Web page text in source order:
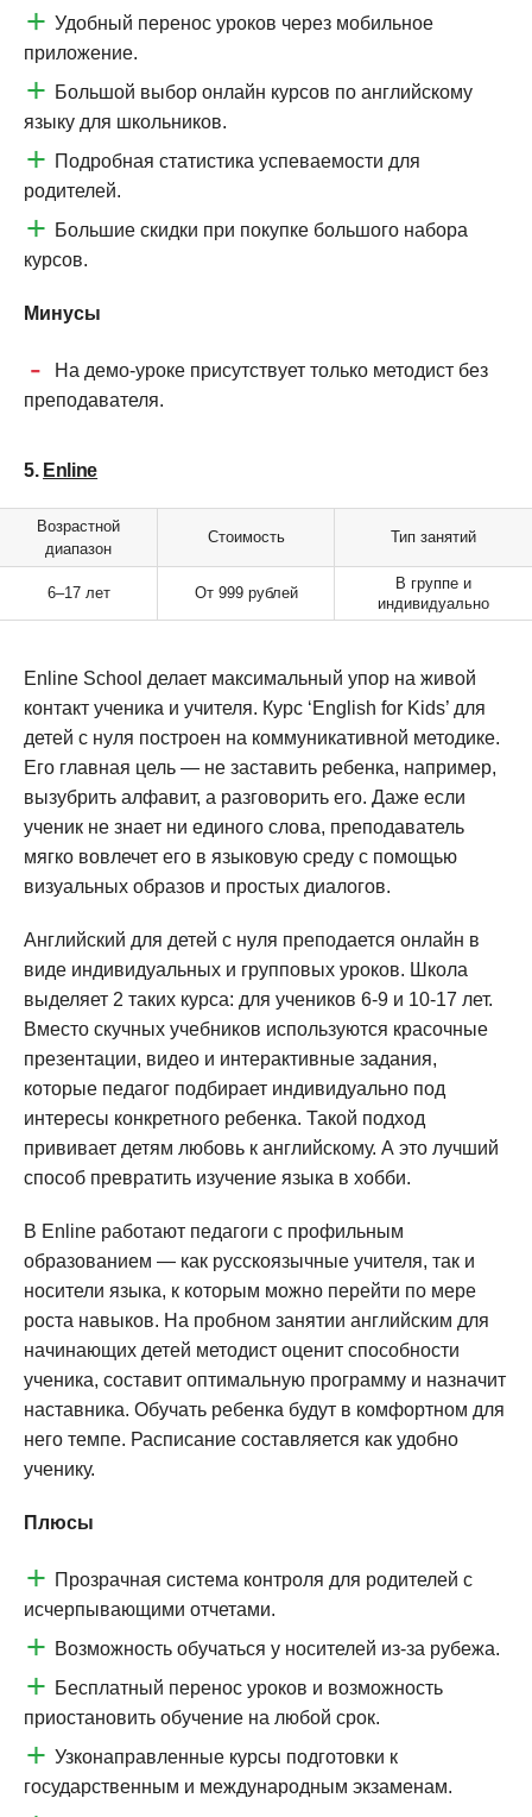
Удобный перенос уроков через мобильное
приложение.
Большой выбор онлайн курсов по английскому
языку для школьников.
Подробная статистика успеваемости для
родителей.
Большие скидки при покупке большого набора
курсов.
Минусы
На демо-уроке присутствует только методист без
преподавателя.
5. Enline
Возрастной
диапазон
Стоимость Тип занятий
6–17 лет От 999 рублей
В группе и
индивидуально
Enline School делает максимальный упор на живой
контакт ученика и учителя. Курс ‘English for Kids’ для
детей с нуля построен на коммуникативной методике.
Его главная цель — не заставить ребенка, например,
вызубрить алфавит, а разговорить его. Даже если
ученик не знает ни единого слова, преподаватель
мягко вовлечет его в языковую среду с помощью
визуальных образов и простых диалогов.
Английский для детей с нуля преподается онлайн в
виде индивидуальных и групповых уроков. Школа
выделяет 2 таких курса: для учеников 6-9 и 10-17 лет.
Вместо скучных учебников используются красочные
презентации, видео и интерактивные задания,
которые педагог подбирает индивидуально под
интересы конкретного ребенка. Такой подход
прививает детям любовь к английскому. А это лучший
способ превратить изучение языка в хобби.
В Enline работают педагоги с профильным
образованием — как русскоязычные учителя, так и
носители языка, к которым можно перейти по мере
роста навыков. На пробном занятии английским для
начинающих детей методист оценит способности
ученика, составит оптимальную программу и назначит
наставника. Обучать ребенка будут в комфортном для
него темпе. Расписание составляется как удобно
ученику.
Плюсы
Прозрачная система контроля для родителей с
исчерпывающими отчетами.
Возможность обучаться у носителей из-за рубежа.
Бесплатный перенос уроков и возможность
приостановить обучение на любой срок.
Узконаправленные курсы подготовки к
государственным и международным экзаменам.